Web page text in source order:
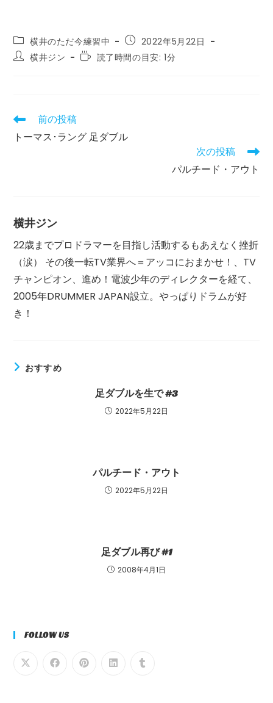
横井のただ今練習中
2022年5月22日
横井ジン
読了時間の目安: 1分
前の投稿
トーマス･ラング 足ダブル
次の投稿
パルチード・アウト
横井ジン
22歳までプロドラマーを目指し活動するもあえなく挫折
（涙） その後一転TV業界へ＝アッコにおまかせ！、TV
チャンピオン、進め！電波少年のディレクターを経て、
2005年DRUMMER JAPAN設立。やっぱりドラムが好
き！
おすすめ
足ダブルを生で #3
2022年5月22日
パルチード・アウト
2022年5月22日
足ダブル再び #1
2008年4月1日
FOLLOW US